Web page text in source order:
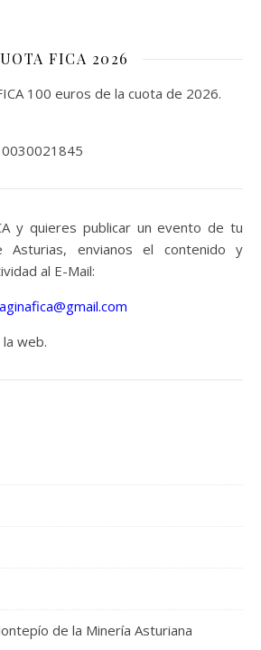
FICA 2026
100 euros de la cuota de 2026.
y quieres publicar un evento de tu
Asturias, envianos el contenido y
al E-Mail:
web.
de la Minería Asturiana